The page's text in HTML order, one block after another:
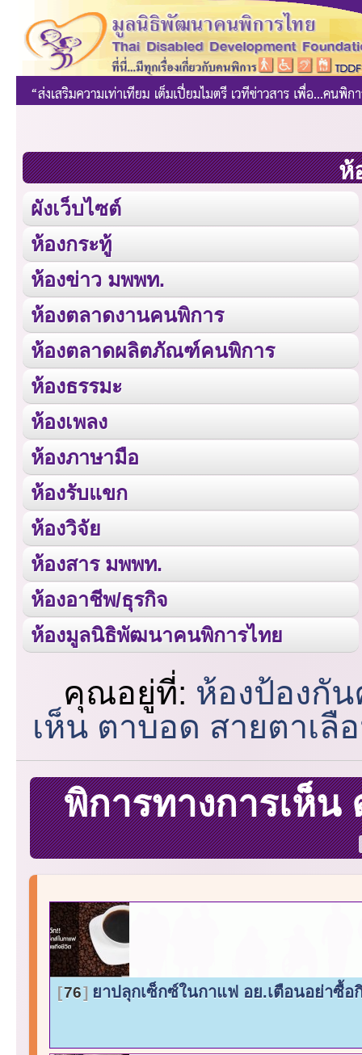
ห้
ผังเว็บไซต์
ห้องกระทู้
ห้องข่าว มพพท.
ห้องตลาดงานคนพิการ
ห้องตลาดผลิตภัณฑ์คนพิการ
ห้องธรรมะ
ห้องเพลง
ห้องภาษามือ
ห้องรับแขก
ห้องวิจัย
ห้องสาร มพพท.
ห้องอาชีพ/ธุรกิจ
ห้องมูลนิธิพัฒนาคนพิการไทย
คุณอยู่ที่: ห้องป้องกั
เห็น ตาบอด สายตาเลื
พิการทางการเห็น
76 ยาปลุกเซ็กซ์ในกาแฟ อย.เตือนอย่าซื้